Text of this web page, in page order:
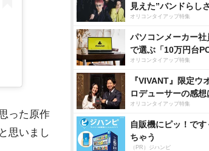
った原作
思いまし
見えた”バンドらし
オリコンタイアップ特集
パソコンメーカー社
で選ぶ「10万円台
オリコンタイアップ特集
『VIVANT』限定ウ
ロデューサーの感想
オリコンタイアップ特集
自販機にピッ！です
ちゃう
（PR）ジハンピ